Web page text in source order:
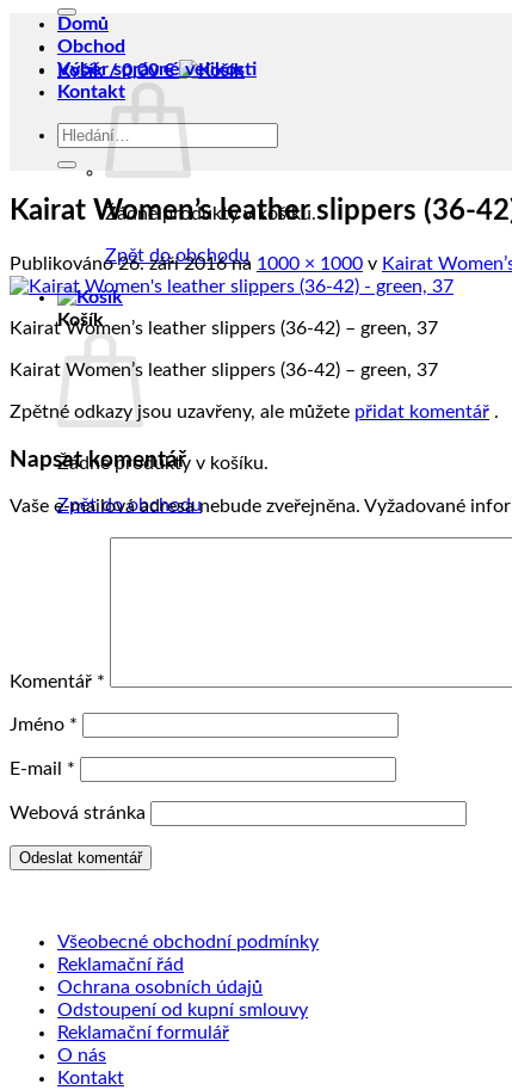
Košík /0,00€
Žádné produkty v košíku.
Zpět do obchodu
Košík
Žádné produkty v košíku.
Zpět do obchodu
Domů
Obchod
Výběr správné velikosti
Kontakt
Hledat:
Kairat Women’s leather slippers (36-
Publikováno26. září 2016na 1000 × 1000 v Kairat
Kairat Women’s leather slippers (36-42) – green, 37
Kairat Women’s leather slippers (36-42) – green, 37
Zpětné odkazy jsou uzavřeny, ale můžete přidat komentář .
Napsat komentář
Vaše e-mailová adresa nebude zveřejněna. Vyžadované
Komentář *
Jméno *
E-mail *
Webová stránka
Všeobecné obchodní podmínky
Reklamační řád
Ochrana osobních údajů
Odstoupení od kupní smlouvy
Reklamační formulář
O nás
Kontakt